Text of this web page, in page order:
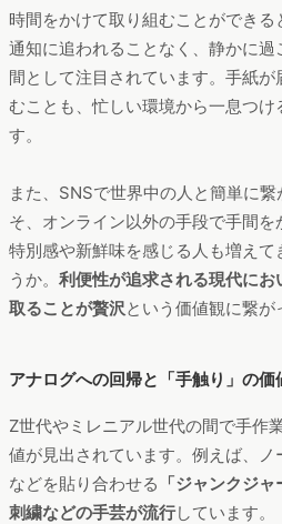
時間をかけて取り組むことができ
通知に追われることなく、静かに
間として注目されています。手紙
むことも、忙しい環境から一息つけ
す。
また、SNSで世界中の人と簡単に
そ、オンライン以外の手段で手間
特別感や新鮮味を感じる人も増えて
うか。 利便性が追求される現代に
取ることが贅沢という価値観に繋が
アナログへの回帰と「手触り」の価
Z世代やミレニアル世代の間で手作
値が見出されています。例えば、ノ
などを貼り合わせる 「ジャンクジ
刺繍などの手芸が流行しています。